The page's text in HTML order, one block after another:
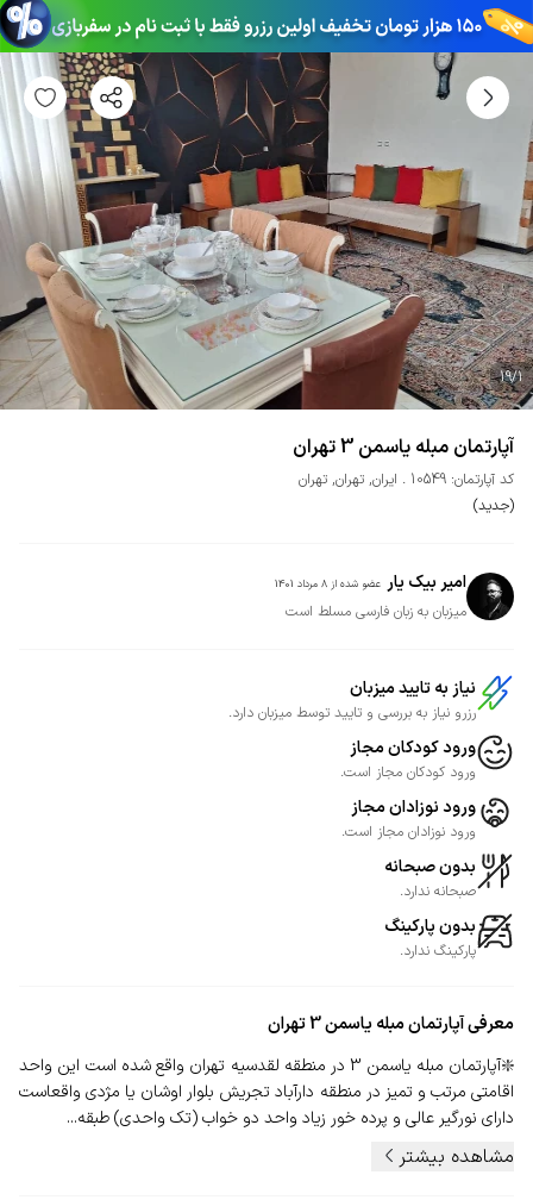
19/1
آپارتمان مبله یاسمن 3 تهران
کد آپارتمان: 10549 ایران, تهران, تهران
(جدید)
امیر بیک یار عضو شده از 8 مرداد 1401
میزبان به زبان فارسی مسلط است
نیاز به تایید میزبان
رزرو نیاز به بررسی و تایید توسط میزبان دارد.
ورود کودکان مجاز
ورود کودکان مجاز است.
ورود نوزادان مجاز
ورود نوزادان مجاز است.
بدون صبحانه
صبحانه ندارد.
بدون پارکینگ
پارکینگ ندارد.
معرفیآپارتمان مبله یاسمن 3 تهران
❇️آپارتمان مبله یاسمن 3 در منطقه لقدسیه تهران واقع شده است این واحد
اقامتی مرتب و تمیز در منطقه دارآباد تجریش بلوار اوشان یا مژدی واقعاست
دارای نورگیر عالی و پرده خور زیاد واحد دو خواب (تک واحدی) طبقه...
مشاهده بیشتر